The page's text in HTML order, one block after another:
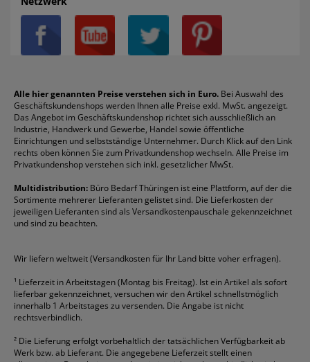
Datenschutz
Privatsphäre-Einstellungen
Über uns
Reklamation / Retouren
Vertrag widerrufen (Privatkunden)
Rabatte & Aktionen
Bleistifte
Blöcke
Boardmarker
Briefumschläge
Druckerpatronen
Etiketten
Fineliner
Folienschreiber
Formulare
Gelschreiber
Geschäftsbücher
Heftstreifen
Kaffee
Klebeband
Klemmmappen
Kopierpapier
Korrekturmittel
Kugelschreiber
Mappen
Ordner
Packband
Permanentmarker
Radiergummis
Schnellhefter
Sichthüllen
Taschenrechner
Textmarker
Tintenroller
Tintenpatronen
Toilettenpapier
Toner
Versandmaterial
Versandtaschen
Avery/Zweckform
Canon
Durable
DYMO
Edding
Esselte
Faber-Castell
Fellowes
Franken
Fripa
HP
Leitz
Läufer
Melitta
Pentel
Pelikan
Pilot
Pritt
Schneider
Stabilo
Staedtler
alle Marken anzeigen
Alle hier genannten Preise verstehen sich in Euro. Bei Auswahl des
Geschäftskundenshops werden Ihnen alle Preise exkl. MwSt. angezeigt.
Das Angebot im Geschäftskundenshop richtet sich ausschließlich an
Industrie, Handwerk und Gewerbe, Handel sowie öffentliche
Einrichtungen und selbstständige Unternehmer. Durch Klick auf den Link
rechts oben können Sie zum Privatkundenshop wechseln. Alle Preise im
Privatkundenshop verstehen sich inkl. gesetzlicher MwSt.
Multidistribution: Büro Bedarf Thüringen ist eine Plattform, auf der die
Sortimente mehrerer Lieferanten gelistet sind. Die Lieferkosten der
jeweiligen Lieferanten sind als Versandkostenpauschale gekennzeichnet
und sind zu beachten.
Wir liefern weltweit (Versandkosten für Ihr Land bitte voher erfragen).
¹ Lieferzeit in Arbeitstagen (Montag bis Freitag). Ist ein Artikel als sofort
lieferbar gekennzeichnet, versuchen wir den Artikel schnellstmöglich
innerhalb 1 Arbeitstages zu versenden. Die Angabe ist nicht
rechtsverbindlich.
² Die Lieferung erfolgt vorbehaltlich der tatsächlichen Verfügbarkeit ab
Werk bzw. ab Lieferant. Die angegebene Lieferzeit stellt einen